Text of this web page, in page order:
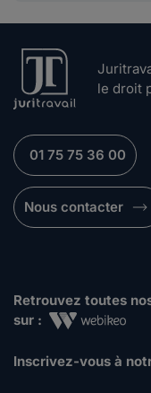
le droit
01 75 75 36 00
Nous contacter
Retrouvez toutes
sur :
Inscrivez-vous à